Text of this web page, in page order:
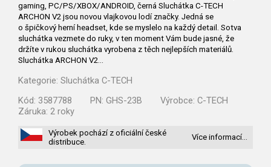
gaming, PC/PS/XBOX/ANDROID, černá Sluchátka C-TECH
ARCHON V2 jsou novou vlajkovou lodí značky. Jedná se
o špičkový herní headset, kde se myslelo na každý detail. Sotva
sluchátka vezmete do ruky, v ten moment Vám bude jasné, že
držíte v rukou sluchátka vyrobena z těch nejlepších materiálů.
Sluchátka ARCHON V2…
Kategorie: Sluchátka C-TECH
Kód: 3587788 PN: GHS-23B Výrobce: C-TECH
Záruka: 2 roky
Výrobek pochází z oficiální české
distribuce.
Více informací…